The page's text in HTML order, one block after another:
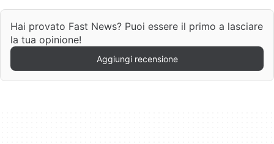
Hai provato Fast News? Puoi essere il primo a lasciare
la tua opinione!
Aggiungi recensione